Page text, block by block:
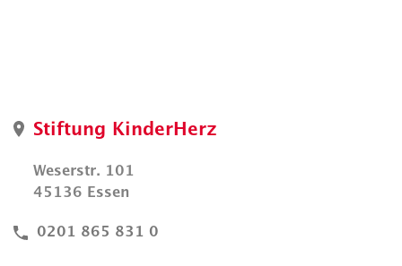
Stiftung KinderHerz
Weserstr. 101
45136 Essen
0201 865 831 0